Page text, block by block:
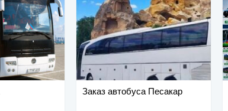
Заказ автобуса Песакар